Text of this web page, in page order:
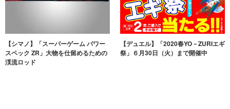
【シマノ】「スーパーゲーム パワー
スペック ZR」大物を仕留めるための
渓流ロッド
【デュエル】「2020春YO－ZURIエギ
祭」６月30日（火）まで開催中